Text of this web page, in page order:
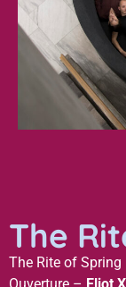
The
The Rite of Spring
Ouverture – Eliot